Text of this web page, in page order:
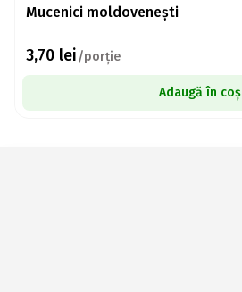
Mucenici moldovenești
3,70 lei/porție
Adaugă în coș